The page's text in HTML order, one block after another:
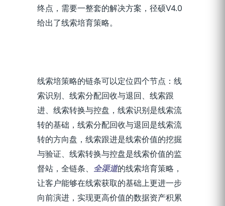
终点，需要一整套的解决方案，径硕V4.0
给出了线索培育策略。
线索培策略的链条可以定位四个节点：线
索识别、线索分配回收与退回、线索跟
进、线索转换与控盘，线索识别是线索流
转的基础，线索分配回收与退回是线索流
转的方向盘，线索跟进是线索价值的挖掘
与验证、线索转换与控盘是线索价值的监
督站，全链条、 全渠道的线索培育策略，
让客户能够在线索获取的基础上更进一步
向前演进，实现更高价值的数据资产积累